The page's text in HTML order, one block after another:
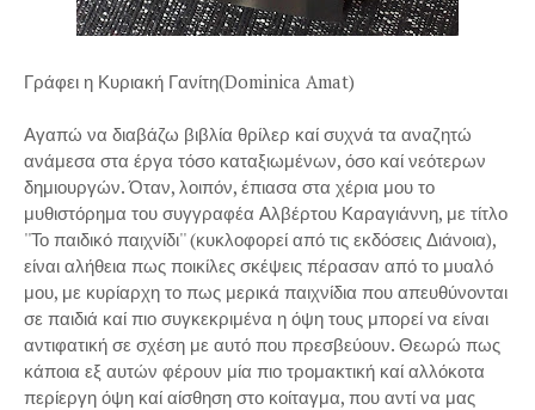
Γράφει η Κυριακή Γανίτη(Dominica Amat)
Αγαπώ να διαβάζω βιβλία θρίλερ καί συχνά τα αναζητώ
ανάμεσα στα έργα τόσο καταξιωμένων, όσο καί νεότερων
δημιουργών. Όταν, λοιπόν, έπιασα στα χέρια μου το
μυθιστόρημα του συγγραφέα Αλβέρτου Καραγιάννη, με τίτλο
''Το παιδικό παιχνίδι'' (κυκλοφορεί από τις εκδόσεις Διάνοια),
είναι αλήθεια πως ποικίλες σκέψεις πέρασαν από το μυαλό
μου, με κυρίαρχη το πως μερικά παιχνίδια που απευθύνονται
σε παιδιά καί πιο συγκεκριμένα η όψη τους μπορεί να είναι
αντιφατική σε σχέση με αυτό που πρεσβεύουν. Θεωρώ πως
κάποια εξ αυτών φέρουν μία πιο τρομακτική καί αλλόκοτα
περίεργη όψη καί αίσθηση στο κοίταγμα, που αντί να μας